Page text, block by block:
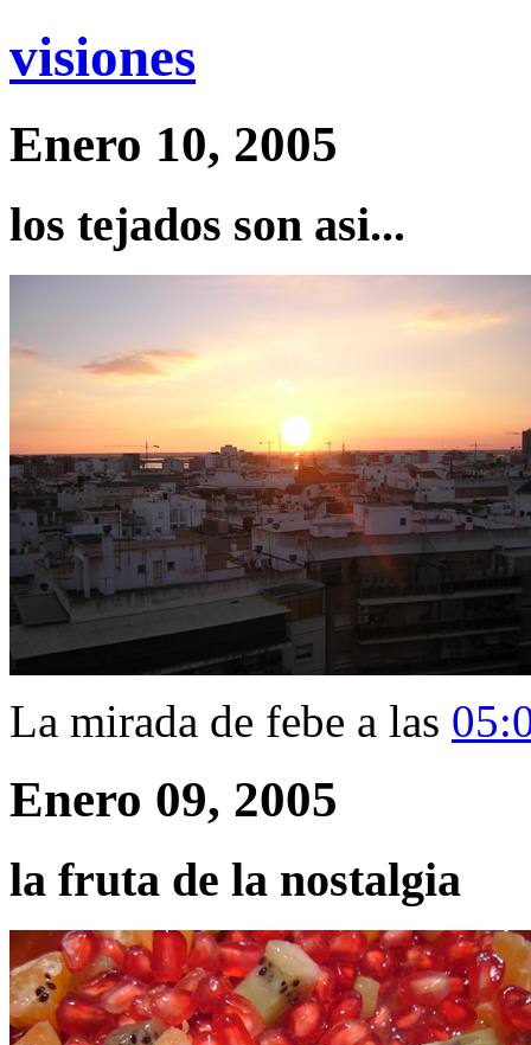
visiones
Enero 10, 2005
los tejados son asi...
La mirada de febe a las
Enero 09, 2005
la fruta de la nostalgia